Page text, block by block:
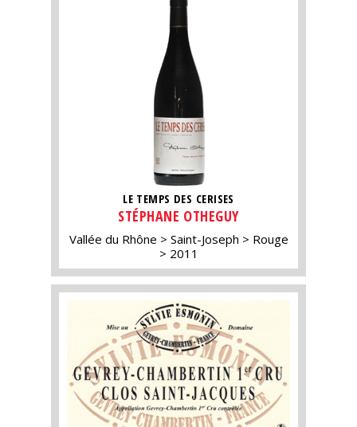
LE TEMPS DES CERISES
STÉPHANE OTHEGUY
Vallée du Rhône Saint-Joseph
Rouge
2011